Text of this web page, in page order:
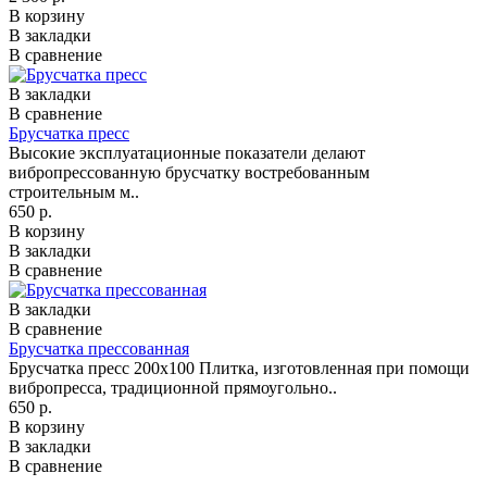
В корзину
В закладки
В сравнение
В закладки
В сравнение
Брусчатка пресс
Высокие эксплуатационные показатели делают
вибропрессованную брусчатку востребованным
строительным м..
650 р.
В корзину
В закладки
В сравнение
В закладки
В сравнение
Брусчатка прессованная
Брусчатка пресс 200x100 Плитка, изготовленная при помощи
вибропресса, традиционной прямоугольно..
650 р.
В корзину
В закладки
В сравнение